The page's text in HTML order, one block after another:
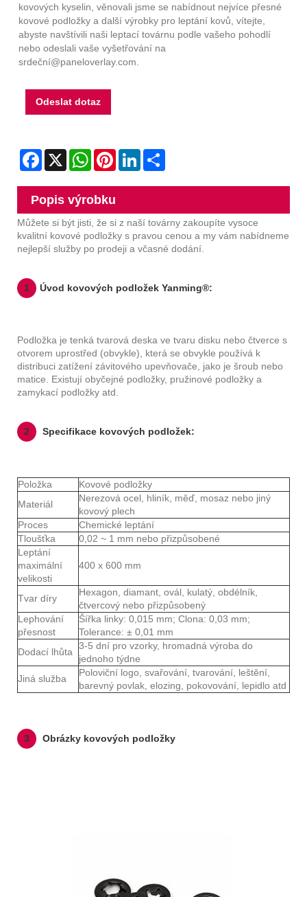
kovových kyselin, věnovali jsme se nabídnout nejvíce přesné
kovové podložky a další výrobky pro leptání kovů, vítejte,
abyste navštívili naši leptací továrnu podle vašeho pohodlí
nebo odeslali vaše vyšetřování na
srdeční@paneloverlay.com.
Odeslat dotaz
Facebook
X WhatsAppPinterestLinkedIn
Popis výrobku
Můžete si být jisti, že si z naší továrny zakoupíte vysoce
kvalitní kovové podložky s pravou cenou a my vám nabídneme
nejlepší služby po prodeji a včasné dodání.
1 Úvod kovových podložek Yanming®:
Podložka je tenká tvarová deska ve tvaru disku nebo čtverce s
otvorem uprostřed (obvykle), která se obvykle používá k
distribuci zatížení závitového upevňovače, jako je šroub nebo
matice. Existují obyčejné podložky, pružinové podložky a
zamykací podložky atd.
2 Specifikace kovových podložek:
Položka
Kovové podložky
Materiál
Nerezová ocel, hliník, měď, mosaz nebo jiný
kovový plech
Proces
Chemické leptání
Tloušťka
0,02 ~ 1 mm nebo přizpůsobené
Leptání
maximální
velikosti
400 x 600 mm
Tvar díry
Hexagon, diamant, ovál, kulatý, obdélník,
čtvercový nebo přizpůsobený
Lephování
přesnost
Šířka linky: 0,015 mm; Clona: 0,03 mm;
Tolerance: ± 0,01 mm
Dodací lhůta
3-5 dní pro vzorky, hromadná výroba do
jednoho týdne
Jiná služba
Poloviční logo, svařování, tvarování, leštění,
barevný povlak, elozing, pokovování, lepidlo atd
3 Obrázky kovových podložky